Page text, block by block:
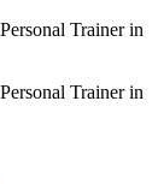
Trainer in
Trainer in